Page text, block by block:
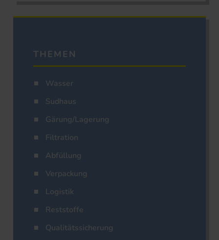
THEMEN
Wasser
Sudhaus
Gärung/Lagerung
Filtration
Abfüllung
Verpackung
Logistik
Reststoffe
Qualitätssicherung